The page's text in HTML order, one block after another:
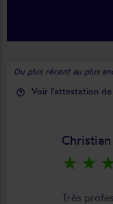
Du plus récent au plus
help_outline Voir l'attestation
Christian
star_rate star_rate
Très